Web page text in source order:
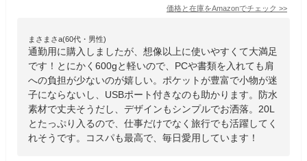
価格と在庫をAmazonでチェック >>
まさまさa(60代・男性)
通勤用に購入しましたが、想像以上に使いやすくて大満足
です！とにかく600gと軽いので、PCや書類を入れても肩
への負担が少ないのが嬉しい。ポケットが豊富で小物が迷
子にならないし、USBポート付きなのも助かります。防水
素材で丈夫そうだし、デザインもシンプルでお洒落。20L
とたっぷり入るので、仕事だけでなく旅行でも活躍してく
れそうです。コスパも最高で、毎日愛用しています！